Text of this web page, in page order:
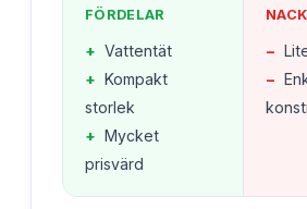
FÖRDELAR
+ Vattentät
+ Kompakt
storlek
+ Mycket
prisvärd
−
−